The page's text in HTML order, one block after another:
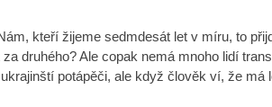
kteří žijeme sedmdesát let v míru, to
druhého? Ale copak nemá mnoho lidí
potápěči, ale když člověk ví, že má